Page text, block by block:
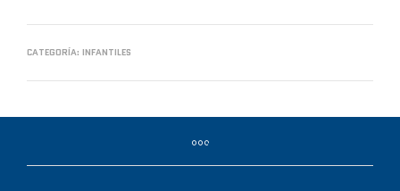
CATEGORÍA: INFANTILES